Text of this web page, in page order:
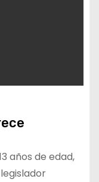
años de edad,